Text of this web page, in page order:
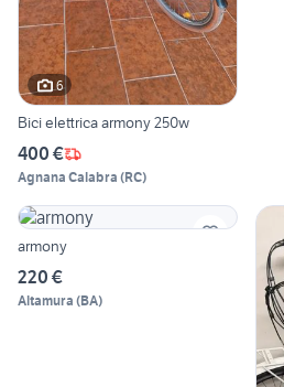
6
Bici elettrica armony 250w
400 €
Agnana Calabra (RC)
armony
220 €
Altamura (BA)